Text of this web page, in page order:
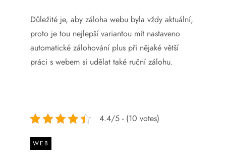
Důležité je, aby záloha webu byla vždy aktuální,
proto je tou nejlepší variantou mít nastaveno
automatické zálohování plus při nějaké větší
práci s webem si udělat také ruční zálohu.
4.4/5 - (10 votes)
WEB